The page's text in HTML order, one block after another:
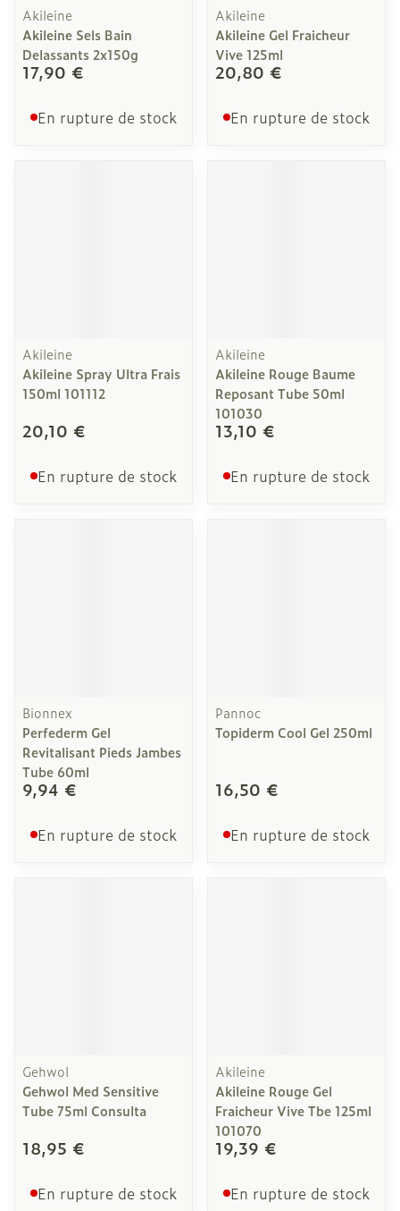
Akileine
Akileine Sels Bain
Delassants 2x150g
17,90 €
En rupture de stock
Akileine
Akileine Gel Fraicheur
Vive 125ml
20,80 €
En rupture de stock
Akileine
Akileine Spray Ultra Frais
150ml 101112
20,10 €
En rupture de stock
Akileine
Akileine Rouge Baume
Reposant Tube 50ml
101030
13,10 €
En rupture de stock
Bionnex
Perfederm Gel
Revitalisant Pieds Jambes
Tube 60ml
9,94 €
En rupture de stock
Pannoc
Topiderm Cool Gel 250ml
16,50 €
En rupture de stock
Gehwol
Gehwol Med Sensitive
Tube 75ml Consulta
18,95 €
En rupture de stock
Akileine
Akileine Rouge Gel
Fraicheur Vive Tbe 125ml
101070
19,39 €
En rupture de stock